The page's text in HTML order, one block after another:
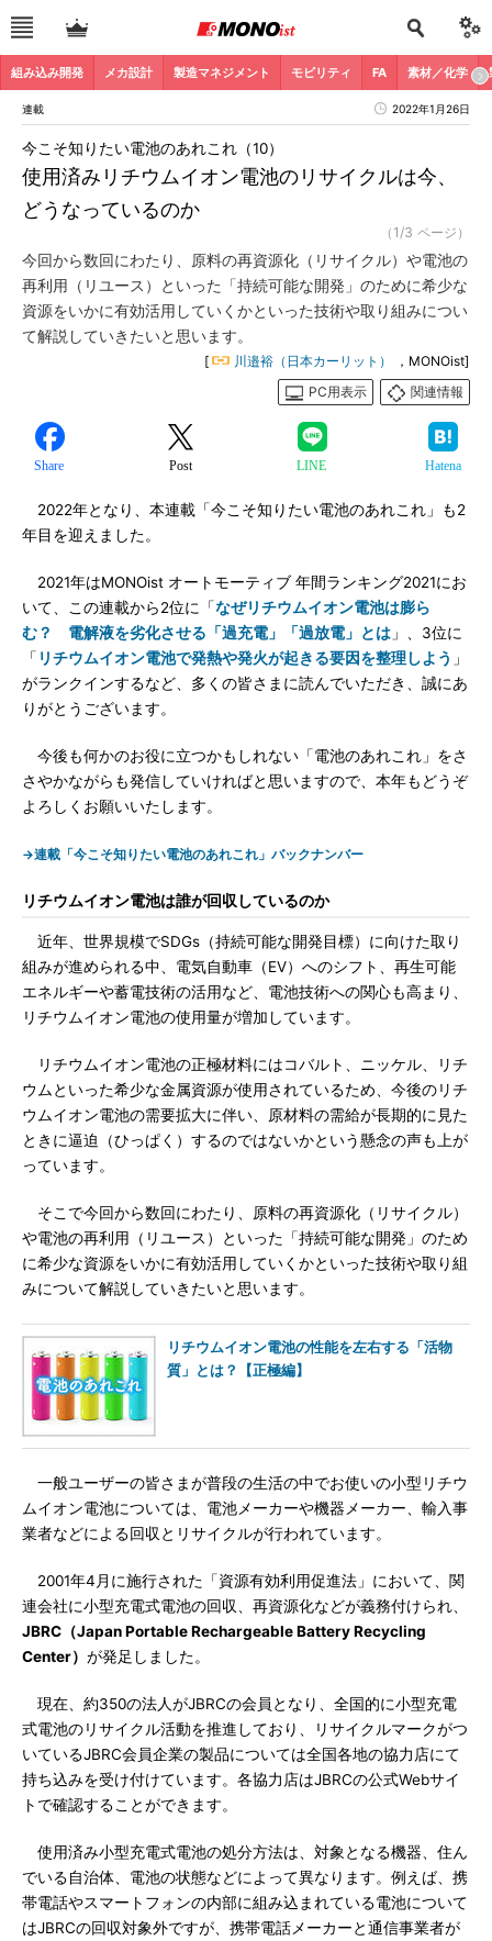
組み込み開発 メカ設計 製造マネジメント モビリティ FA 素材／化学
連載 2022年1月26日
使用済みリチウムイオン電池のリサイクルは今、
どうなっているのか
今こそ知りたい電池のあれこれ（10）
（1/3 ページ）
今回から数回にわたり、原料の再資源化（リサイクル）や電池の
再利用（リユース）といった「持続可能な開発」のために希少な
資源をいかに有効活用していくかといった技術や取り組みについ
て解説していきたいと思います。
[ 川邉裕（日本カーリット）
，MONOist]
PC用表示
関連情報
Share Post LINE Hatena
2022年となり、本連載「今こそ知りたい電池のあれこれ」も2
年目を迎えました。
2021年はMONOist オートモーティブ 年間ランキング2021にお
いて、この連載から2位に「なぜリチウムイオン電池は膨ら
む？ 電解液を劣化させる「過充電」「過放電」とは 」、3位に
「 リチウムイオン電池で発熱や発火が起きる要因を整理しよう 」
がランクインするなど、多くの皆さまに読んでいただき、誠にあ
りがとうございます。
今後も何かのお役に立つかもしれない「電池のあれこれ」をさ
さやかながらも発信していければと思いますので、本年もどうぞ
よろしくお願いいたします。
→連載「今こそ知りたい電池のあれこれ」バックナンバー
リチウムイオン電池は誰が回収しているのか
近年、世界規模でSDGs（持続可能な開発目標）に向けた取り
組みが進められる中、電気自動車（EV）へのシフト、再生可能
エネルギーや蓄電技術の活用など、電池技術への関心も高まり、
リチウムイオン電池の使用量が増加しています。
リチウムイオン電池の正極材料にはコバルト、ニッケル、リチ
ウムといった希少な金属資源が使用されているため、今後のリチ
ウムイオン電池の需要拡大に伴い、原材料の需給が長期的に見た
ときに逼迫（ひっぱく）するのではないかという懸念の声も上が
っています。
そこで今回から数回にわたり、原料の再資源化（リサイクル）
や電池の再利用（リユース）といった「持続可能な開発」のため
に希少な資源をいかに有効活用していくかといった技術や取り組
みについて解説していきたいと思います。
リチウムイオン電池の性能を左右する「活物
質」とは？【正極編】
一般ユーザーの皆さまが普段の生活の中でお使いの小型リチウ
ムイオン電池については、電池メーカーや機器メーカー、輸入事
業者などによる回収とリサイクルが行われています。
2001年4月に施行された「資源有効利用促進法」において、関
連会社に小型充電式電池の回収、再資源化などが義務付けられ、
JBRC（Japan Portable Rechargeable Battery Recycling
Center） が発足しました。
現在、約350の法人がJBRCの会員となり、全国的に小型充電
式電池のリサイクル活動を推進しており、リサイクルマークがつ
いているJBRC会員企業の製品については全国各地の協力店にて
持ち込みを受け付けています。各協力店はJBRCの公式Webサイ
トで確認することができます。
使用済み小型充電式電池の処分方法は、対象となる機器、住ん
でいる自治体、電池の状態などによって異なります。例えば、携
帯電話やスマートフォンの内部に組み込まれている電池について
はJBRCの回収対象外ですが、携帯電話メーカーと通信事業者が